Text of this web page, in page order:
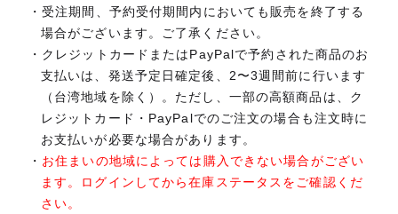
受注期間、予約受付期間内においても販売を終了する
場合がございます。ご了承ください。
クレジットカードまたはPayPalで予約された商品のお
支払いは、発送予定日確定後、2〜3週間前に行います
（台湾地域を除く）。ただし、一部の高額商品は、ク
レジットカード・PayPalでのご注文の場合も注文時に
お支払いが必要な場合があります。
お住まいの地域によっては購入できない場合がござい
ます。ログインしてから在庫ステータスをご確認くだ
さい。